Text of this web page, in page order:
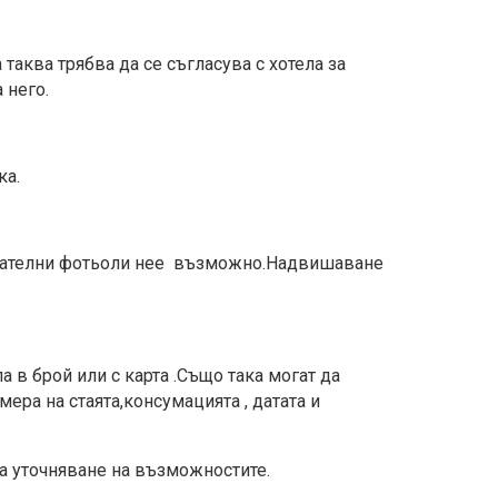
трябва да се съгласува с хотела за
него.
фотьоли нее възможно.Надвишаване
в брой или с карта .Също така могат да
на стаята,консумацията , датата и
уточняване на възможностите.